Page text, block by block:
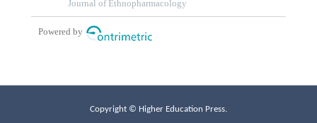
Copyright © Higher Education Press.